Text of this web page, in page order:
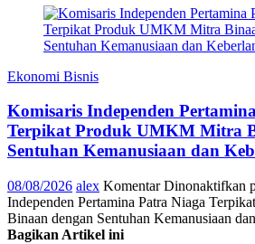
Ekonomi Bisnis
Komisaris Independen
Terpikat Produk UMKM Mitra
Sentuhan Kemanusiaan dan
08/08/2026 alex Komentar Dinonaktifkan
Independen Pertamina Patra Niaga
Binaan dengan Sentuhan Kemanusiaan
Bagikan Artikel ini